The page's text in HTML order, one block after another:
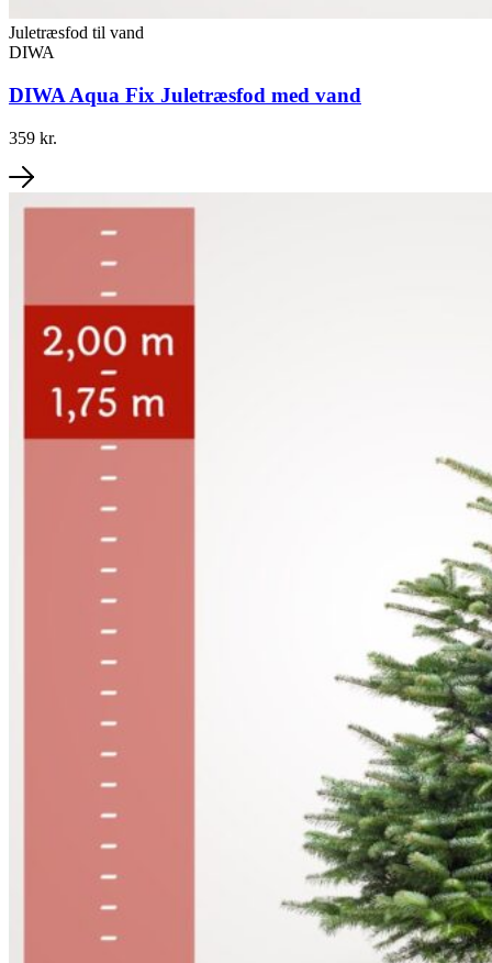
Juletræsfod til vand
DIWA
DIWA Aqua Fix Juletræsfod med vand
359 kr.